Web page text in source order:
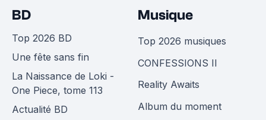
BD
Top 2026 BD
Une fête sans fin
La Naissance de Loki -
One Piece, tome 113
Actualité BD
Musique
Top 2026 musiques
CONFESSIONS II
Reality Awaits
Album du moment